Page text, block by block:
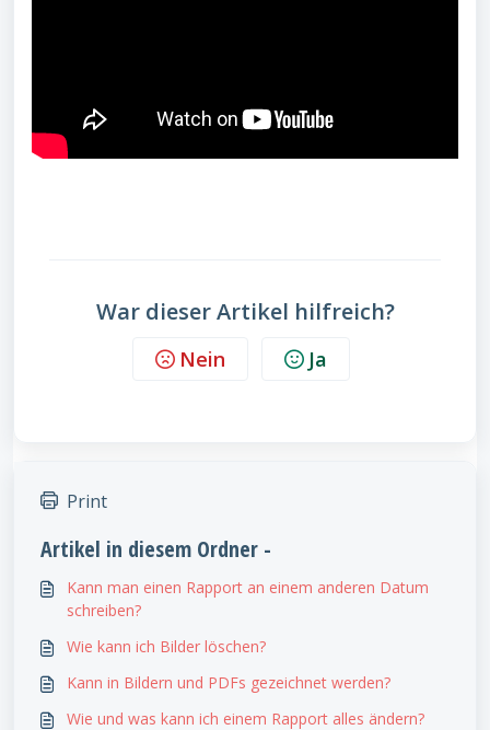
War dieser Artikel hilfreich?
Nein Ja
Print
Artikel in diesem Ordner -
Kann man einen Rapport an einem anderen Datum
schreiben?
Wie kann ich Bilder löschen?
Kann in Bildern und PDFs gezeichnet werden?
Wie und was kann ich einem Rapport alles ändern?